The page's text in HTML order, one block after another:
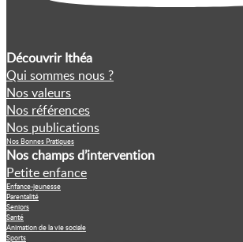
Découvrir Ithéa
Qui sommes nous ?
Nos valeurs
Nos références
Nos publications
Nos Bonnes Pratiques
Nos champs d’intervention
Petite enfance
Enfance-jeunesse
Parentalité
Seniors
Santé
Animation de la vie sociale
Sports